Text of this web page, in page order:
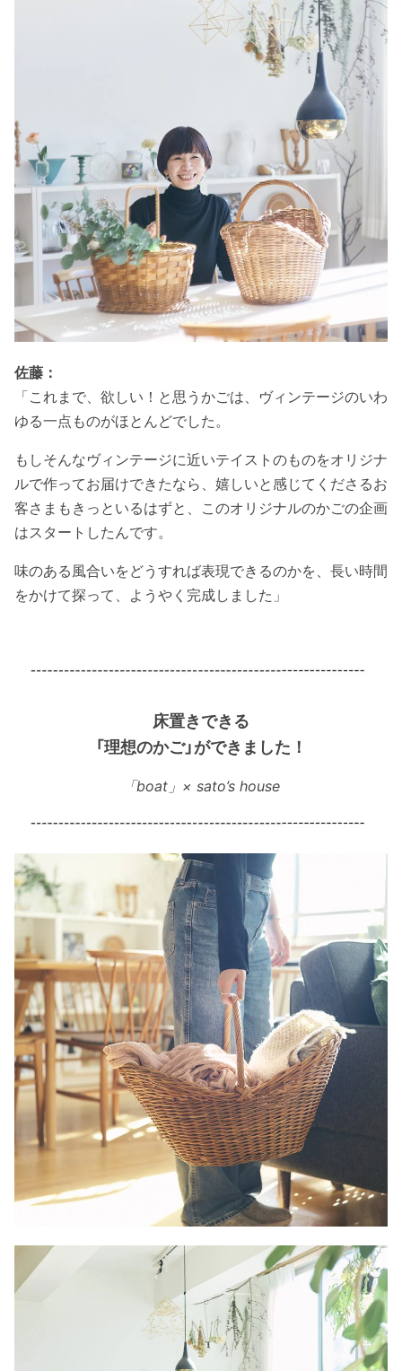
佐藤：
「これまで、欲しい！と思うかごは、ヴィンテージのいわ
ゆる一点ものがほとんどでした。
もしそんなヴィンテージに近いテイストのものをオリジナ
ルで作ってお届けできたなら、嬉しいと感じてくださるお
客さまもきっといるはずと、このオリジナルのかごの企画
はスタートしたんです。
味のある風合いをどうすれば表現できるのかを、長い時間
をかけて探って、ようやく完成しました」
床置きできる
「理想のかご」ができました！
「boat」× sato’s house